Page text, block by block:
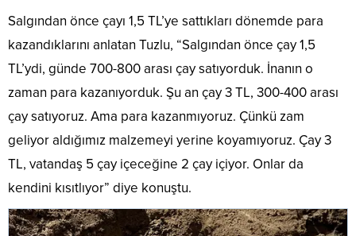
Salgından önce çayı 1,5 TL’ye sattıkları dönemde para
kazandıklarını anlatan Tuzlu, “Salgından önce çay 1,5
TL’ydi, günde 700-800 arası çay satıyorduk. İnanın o
zaman para kazanıyorduk. Şu an çay 3 TL, 300-400 arası
çay satıyoruz. Ama para kazanmıyoruz. Çünkü zam
geliyor aldığımız malzemeyi yerine koyamıyoruz. Çay 3
TL, vatandaş 5 çay içeceğine 2 çay içiyor. Onlar da
kendini kısıtlıyor” diye konuştu.